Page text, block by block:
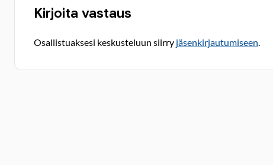
Kirjoita vastaus
Osallistuaksesi keskusteluun siirry jäsenkirjautumiseen.